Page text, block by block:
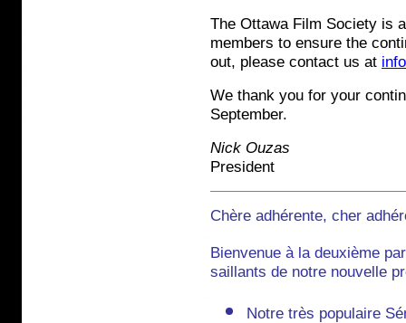
The Ottawa Film Society is
members to ensure the
out, please contact us at
We thank you for your
September.
Nick Ouzas
President
Chère adhérente, cher
Bienvenue à la deuxième
saillants de notre nouvelle
Notre très populaire